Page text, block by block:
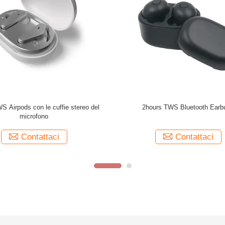
Earbuds 4 cuffie senza fili del
auricolare senza fili di Mics all.
Contattaci
aonike all. TWS Earbuds 4 cuffie
Contattaci